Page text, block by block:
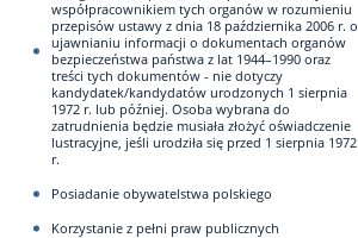
współpracownikiem tych organów w rozumieniu
przepisów ustawy z dnia 18 października 2006 r. o
ujawnianiu informacji o dokumentach organów
bezpieczeństwa państwa z lat 1944–1990 oraz
treści tych dokumentów - nie dotyczy
kandydatek/kandydatów urodzonych 1 sierpnia
1972 r. lub później. Osoba wybrana do
zatrudnienia będzie musiała złożyć oświadczenie
lustracyjne, jeśli urodziła się przed 1 sierpnia 1972
r.
Posiadanie obywatelstwa polskiego
Korzystanie z pełni praw publicznych